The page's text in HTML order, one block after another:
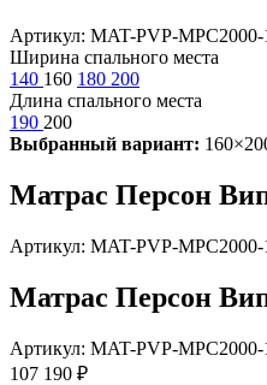
Артикул: MAT-PVP-
Ширина спального места
140 160 180 200
Длина спального места
190 200
Выбранный вариант:
Матрас Персон
Артикул: MAT-PVP-
Матрас Персон
Артикул: MAT-PVP-
107 190 ₽